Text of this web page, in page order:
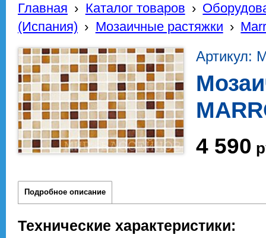
Главная › Каталог товаров ›
(Испания) › Мозаичные растяжки ›
Артикул:
4 590
Подробное описание
Технические характеристики: